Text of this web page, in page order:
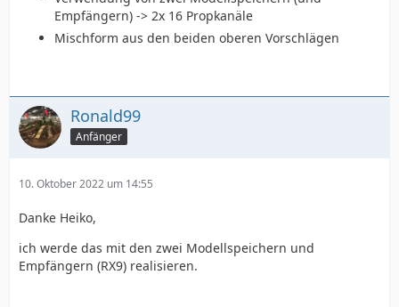
Empfängern) -> 2x 16 Propkanäle
Mischform aus den beiden oberen Vorschlägen
Ronald99
Anfänger
10. Oktober 2022 um 14:55
Danke Heiko,
ich werde das mit den zwei Modellspeichern und
Empfängern (RX9) realisieren.